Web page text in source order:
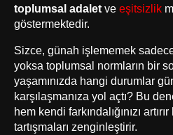
toplumsal adalet ve eşitsizlik
göstermektedir.
Sizce, günah işlememek
yoksa toplumsal normların bir
yaşamınızda hangi durumlar
karşılaşmanıza yol açtı? Bu
hem kendi farkındalığınızı
tartışmaları zenginleştirir.